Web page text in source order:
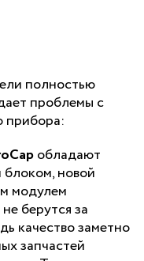
полностью
проблемы с
прибора:
обладают
новой
модулем
берутся за
качество заметно
запчастей